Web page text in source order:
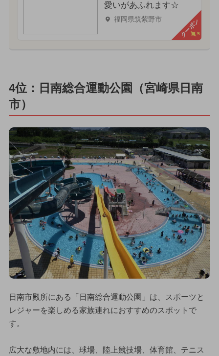
愛いがあふれます☆
福岡県筑紫野市 クーポン
4位：日南総合運動公園（宮崎県日南
市）
日南市殿所にある「日南総合運動公園」は、スポーツと
レジャーを楽しめる家族連れにおすすめのスポットで
す。
広大な敷地内には、球場、陸上競技場、体育館、テニス